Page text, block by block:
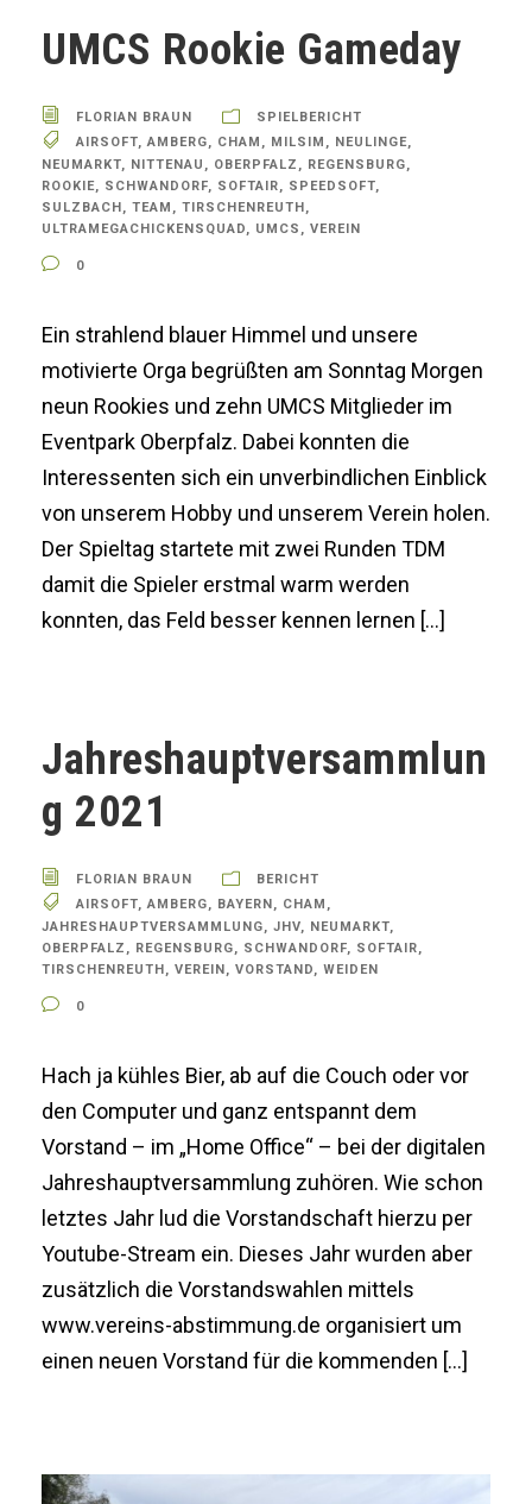
UMCS Rookie Gameday
FLORIAN BRAUN
SPIELBERICHT
AIRSOFT, AMBERG, CHAM , MILSIM , NEULINGE,
NEUMARKT, NITTENAU , OBERPFALZ , REGENSBURG,
ROOKIE, SCHWANDORF, SOFTAIR, SPEEDSOFT,
SULZBACH , TEAM , TIRSCHENREUTH ,
ULTRAMEGACHICKENSQUAD, UMCS , VEREIN
0
Ein strahlend blauer Himmel und unsere
motivierte Orga begrüßten am Sonntag Morgen
neun Rookies und zehn UMCS Mitglieder im
Eventpark Oberpfalz. Dabei konnten die
Interessenten sich ein unverbindlichen Einblick
von unserem Hobby und unserem Verein holen.
Der Spieltag startete mit zwei Runden TDM
damit die Spieler erstmal warm werden
konnten, das Feld besser kennen lernen […]
Jahreshauptversammlun
g 2021
FLORIAN BRAUN
BERICHT
AIRSOFT, AMBERG, BAYERN , CHAM ,
JAHRESHAUPTVERSAMMLUNG, JHV, NEUMARKT,
OBERPFALZ , REGENSBURG, SCHWANDORF, SOFTAIR,
TIRSCHENREUTH , VEREIN , VORSTAND, WEIDEN
0
Hach ja kühles Bier, ab auf die Couch oder vor
den Computer und ganz entspannt dem
Vorstand – im „Home Office“ – bei der digitalen
Jahreshauptversammlung zuhören. Wie schon
letztes Jahr lud die Vorstandschaft hierzu per
Youtube-Stream ein. Dieses Jahr wurden aber
zusätzlich die Vorstandswahlen mittels
www.vereins-abstimmung.de organisiert um
einen neuen Vorstand für die kommenden […]